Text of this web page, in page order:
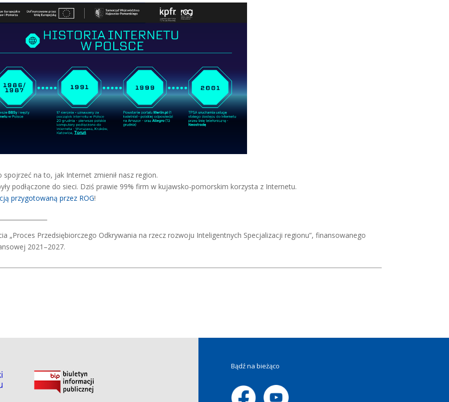
na to, jak Internet zmienił nasz region.
podłączone do sieci. Dziś prawie 99% firm w kujawsko-pomorskim korzysta z Internetu.
przygotowaną przez ROG!
„Proces Przedsiębiorczego Odkrywania na rzecz rozwoju Inteligentnych Specjalizacji regionu”, finansowanego
2021–2027.
Bądź na bieżąco